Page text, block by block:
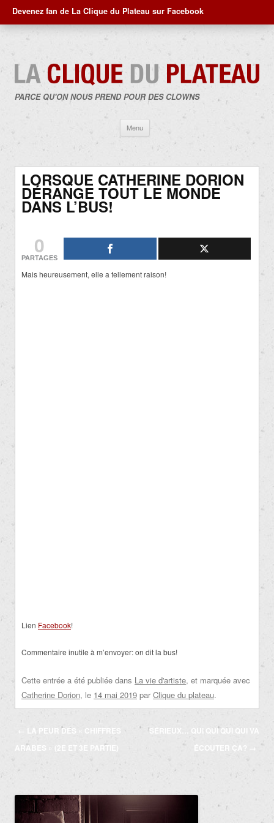
Devenez fan de La Clique du Plateau sur Facebook
PARCE QU'ON NOUS PREND POUR DES CLOWNS
Menu
contenu
LORSQUE CATHERINE DORION
DÉRANGE TOUT LE MONDE
DANS L’BUS!
0
PARTAGES
Mais heureusement, elle a tellement raison!
Lien Facebook!
Commentaire inutile à m’envoyer: on dit la bus!
Cette entrée a été publiée dans La vie d'artiste, et marquée avec
Catherine Dorion, le 14 mai 2019 par Clique du plateau.
Navigation
des
← LA PEUR DES « CHIFFRES
ARABES » (2E ET 3E PARTIE)
SÉRIEUX… QUI QUI QUI QUI VA
ÉCOUTER ÇA?